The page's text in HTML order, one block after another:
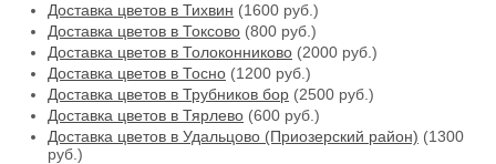
Доставка цветов в Тихвин (1600 руб.)
Доставка цветов в Токсово (800 руб.)
Доставка цветов в Толоконниково (2000 руб.)
Доставка цветов в Тосно (1200 руб.)
Доставка цветов в Трубников бор (2500 руб.)
Доставка цветов в Тярлево (600 руб.)
Доставка цветов в Удальцово (Приозерский район) (1300
руб.)